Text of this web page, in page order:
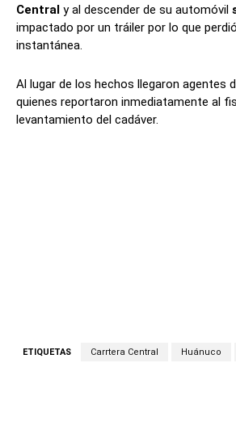
Central y al descender de su automóvil
impactado por un tráiler por lo que
instantánea.
Al lugar de los hechos llegaron agentes
quienes reportaron inmediatamente al
levantamiento del cadáver.
ETIQUETAS Carrtera Central Huánuco